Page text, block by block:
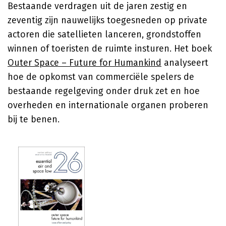
Bestaande verdragen uit de jaren zestig en
zeventig zijn nauwelijks toegesneden op private
actoren die satellieten lanceren, grondstoffen
winnen of toeristen de ruimte insturen. Het boek
Outer Space – Future for Humankind analyseert
hoe de opkomst van commerciële spelers de
bestaande regelgeving onder druk zet en hoe
overheden en internationale organen proberen
bij te benen.